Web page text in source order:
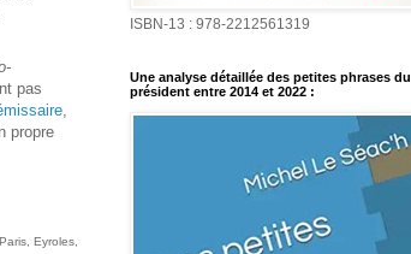
pas
,
propre
Eyroles,
ISBN-13 : 978-2212561319
Une analyse détaillée des petites phrases du
président entre 2014 et 2022 :